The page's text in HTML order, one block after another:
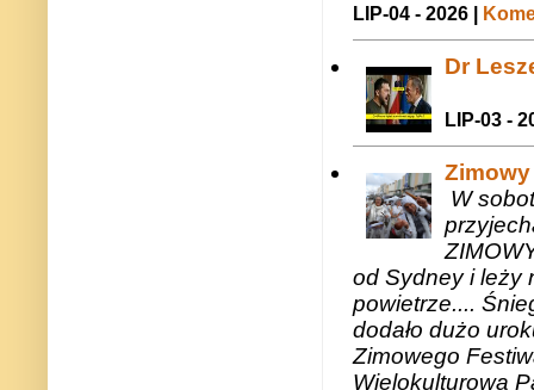
LIP-04 - 2026 |
Dr
LIP-03 -
W
od Sydney i leży
powietrze....
dodało dużo
Zimowego
Wielokulturową